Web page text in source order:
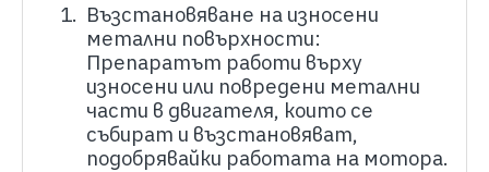
1. Възстановяване на износени
метални повърхности:
Препаратът работи върху
износени или повредени метални
части в двигателя, които се
събират и възстановяват,
подобрявайки работата на мотора.